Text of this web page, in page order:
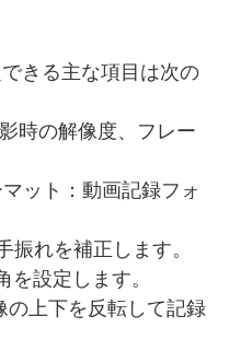
きる主な項目は次の
時の解像度、フレー
ット：動画記録フォ
振れを補正します。
を設定します。
の上下を反転して記録